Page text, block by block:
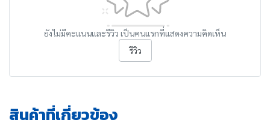
ยังไม่มีคะแนนและรีวิว เป็นคนแรกที่แสดงความคิดเห็น
รีวิว
สินค้าที่เกี่ยวข้อง